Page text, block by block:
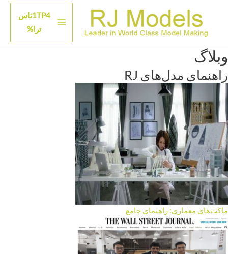
1TP4تاس
ترا%
وبلاگ
راهنمای مدل‌های RJ
ماکت‌های معماری: راهنمای جامع